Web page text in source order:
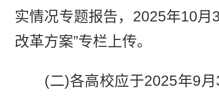
实情况专题报告，2025年10月
改革方案”专栏上传。
(二)各高校应于2025年9月